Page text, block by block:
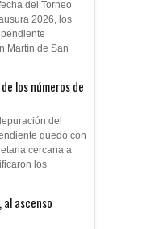
del Torneo
2026, los
Martín de San
los números de
del
quedó con
cercana a
los
al ascenso